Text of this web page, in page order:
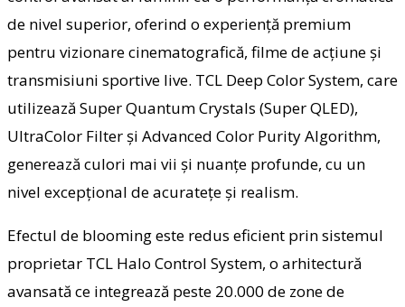
de nivel superior, oferind o experiență premium
pentru vizionare cinematografică, filme de acțiune și
transmisiuni sportive live. TCL Deep Color System, care
utilizează Super Quantum Crystals (Super QLED),
UltraColor Filter și Advanced Color Purity Algorithm,
generează culori mai vii și nuanțe profunde, cu un
nivel excepțional de acuratețe și realism.
Efectul de blooming este redus eficient prin sistemul
proprietar TCL Halo Control System, o arhitectură
avansată ce integrează peste 20.000 de zone de